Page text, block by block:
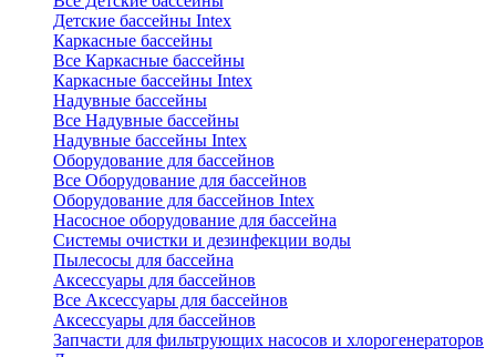
Детские бассейны Intex
Каркасные бассейны
Все Каркасные бассейны
Каркасные бассейны Intex
Надувные бассейны
Все Надувные бассейны
Надувные бассейны Intex
Оборудование для бассейнов
Все Оборудование для бассейнов
Оборудование для бассейнов Intex
Насосное оборудование для бассейна
Системы очистки и дезинфекции воды
Пылесосы для бассейна
Аксессуары для бассейнов
Все Аксессуары для бассейнов
Аксессуары для бассейнов
Запчасти для фильтрующих насосов и хлорогенераторов